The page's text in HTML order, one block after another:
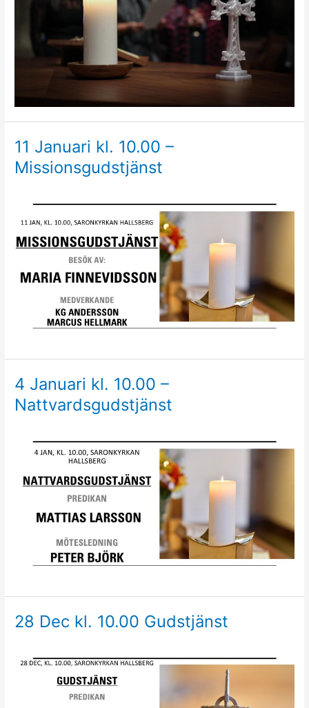
11 Januari kl. 10.00 –
Missionsgudstjänst
4 Januari kl. 10.00 –
Nattvardsgudstjänst
28 Dec kl. 10.00 Gudstjänst